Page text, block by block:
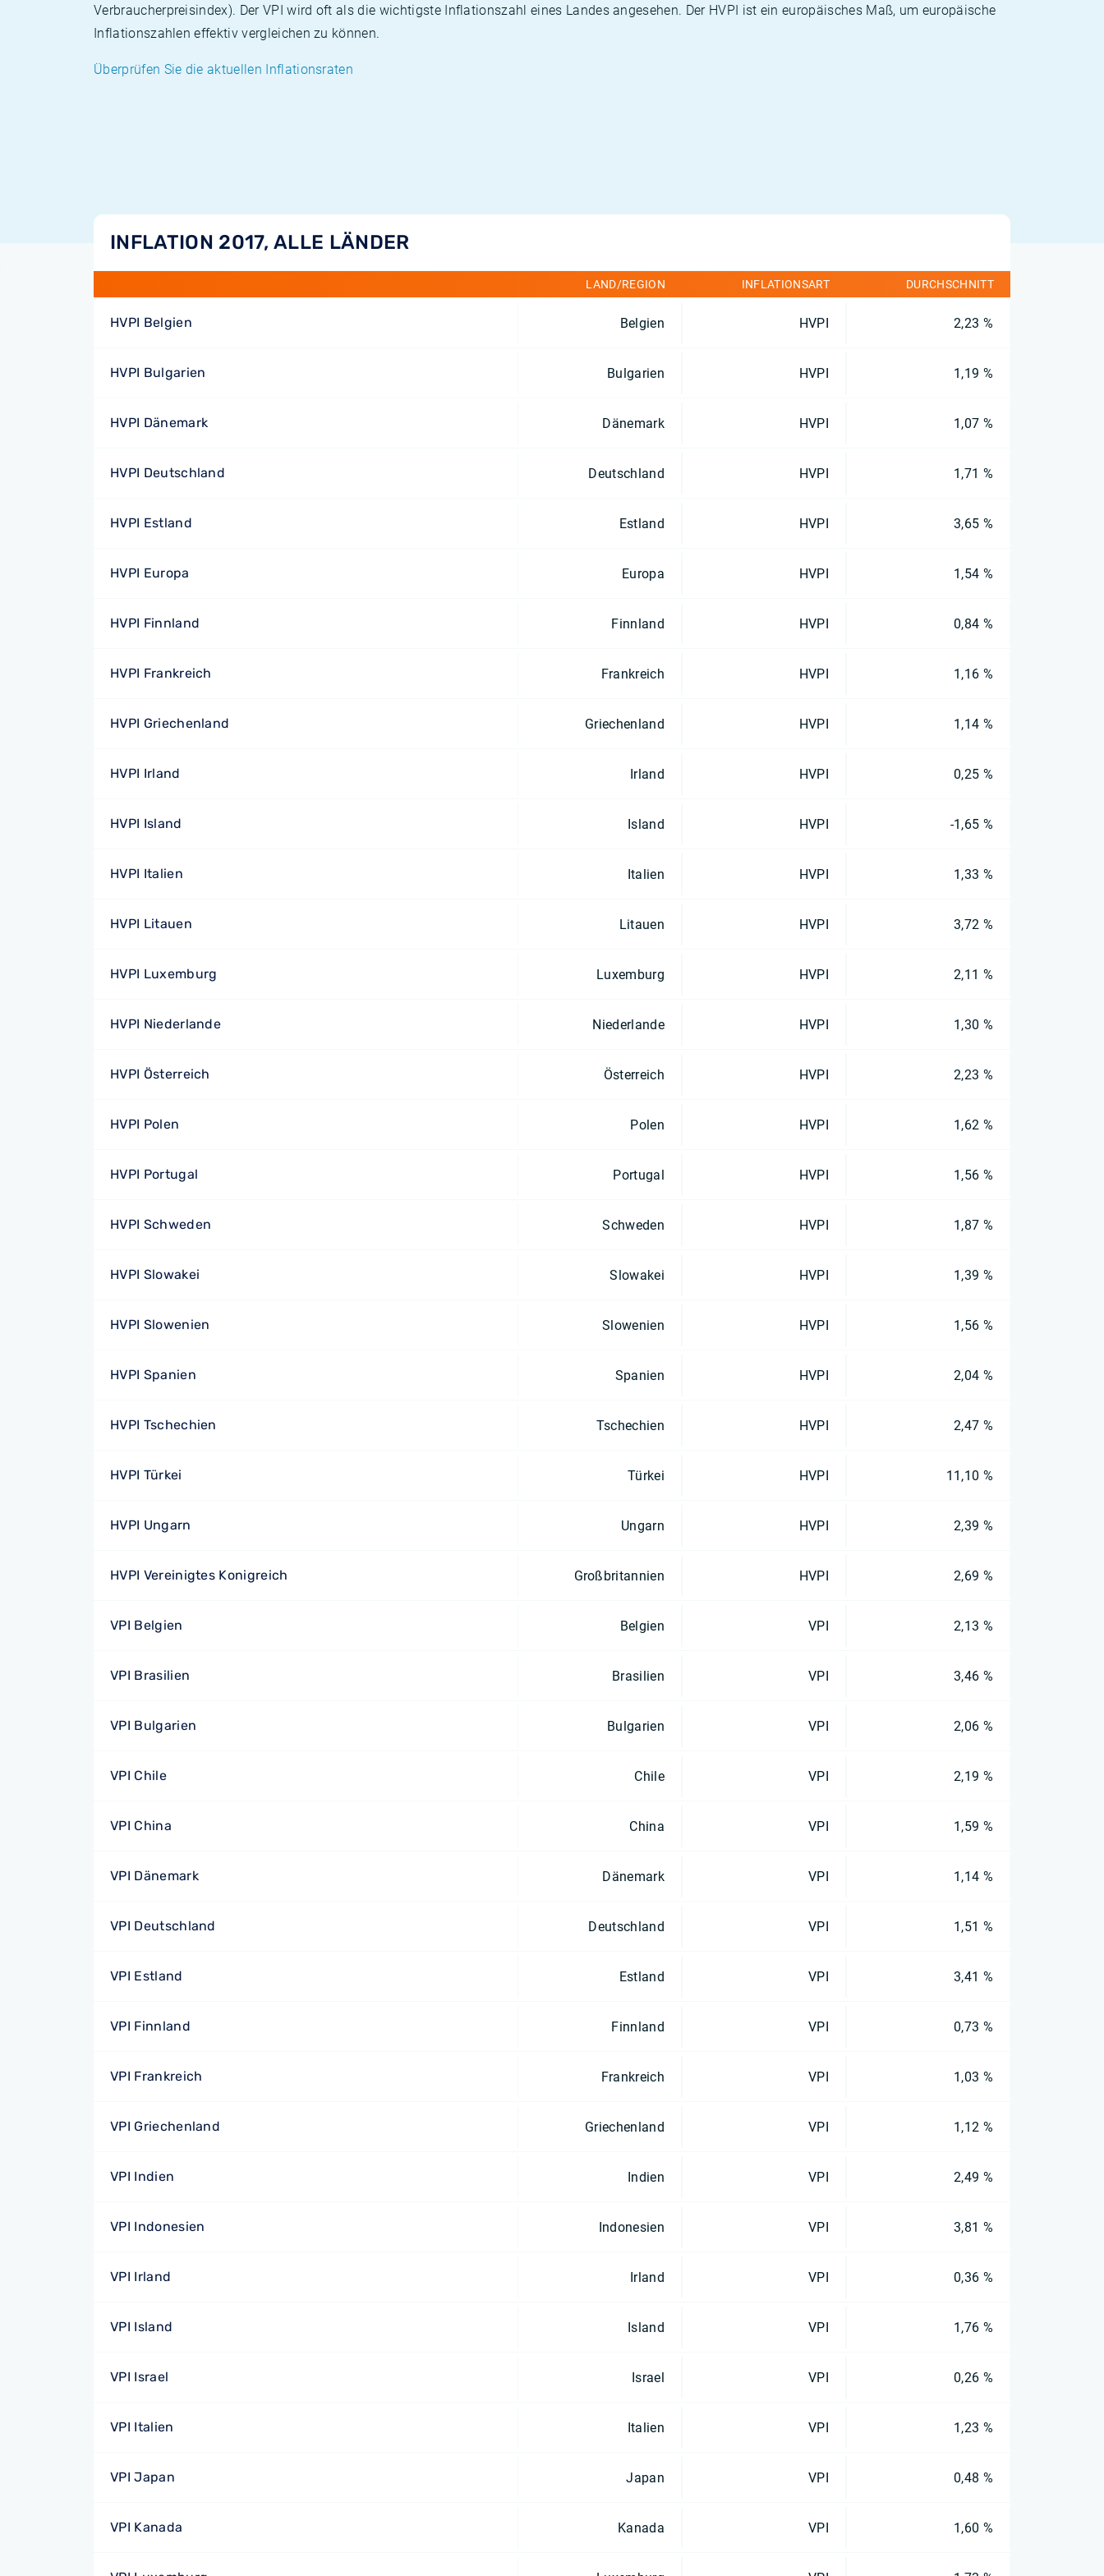
Verbraucherpreisindex). Der VPI wird oft als die wichtigste Inflationszahl eines Landes angesehen. Der HVPI ist ein europäisches Maß, um europäische
Inflationszahlen effektiv vergleichen zu können.
Überprüfen Sie die aktuellen Inflationsraten
INFLATION 2017, ALLE LÄNDER
LAND/REGION INFLATIONSART DURCHSCHNITT
HVPI Belgien Belgien HVPI 2,23 %
HVPI Bulgarien Bulgarien HVPI 1,19 %
HVPI Dänemark Dänemark HVPI 1,07 %
HVPI Deutschland Deutschland HVPI 1,71 %
HVPI Estland Estland HVPI 3,65 %
HVPI Europa Europa HVPI 1,54 %
HVPI Finnland Finnland HVPI 0,84 %
HVPI Frankreich Frankreich HVPI 1,16 %
HVPI Griechenland Griechenland HVPI 1,14 %
HVPI Irland Irland HVPI 0,25 %
HVPI Island Island HVPI -1,65 %
HVPI Italien Italien HVPI 1,33 %
HVPI Litauen Litauen HVPI 3,72 %
HVPI Luxemburg Luxemburg HVPI 2,11 %
HVPI Niederlande Niederlande HVPI 1,30 %
HVPI Österreich Österreich HVPI 2,23 %
HVPI Polen Polen HVPI 1,62 %
HVPI Portugal Portugal HVPI 1,56 %
HVPI Schweden Schweden HVPI 1,87 %
HVPI Slowakei Slowakei HVPI 1,39 %
HVPI Slowenien Slowenien HVPI 1,56 %
HVPI Spanien Spanien HVPI 2,04 %
HVPI Tschechien Tschechien HVPI 2,47 %
HVPI Türkei Türkei HVPI 11,10 %
HVPI Ungarn Ungarn HVPI 2,39 %
HVPI Vereinigtes Konigreich Großbritannien HVPI 2,69 %
VPI Belgien Belgien VPI 2,13 %
VPI Brasilien Brasilien VPI 3,46 %
VPI Bulgarien Bulgarien VPI 2,06 %
VPI Chile Chile VPI 2,19 %
VPI China China VPI 1,59 %
VPI Dänemark Dänemark VPI 1,14 %
VPI Deutschland Deutschland VPI 1,51 %
VPI Estland Estland VPI 3,41 %
VPI Finnland Finnland VPI 0,73 %
VPI Frankreich Frankreich VPI 1,03 %
VPI Griechenland Griechenland VPI 1,12 %
VPI Indien Indien VPI 2,49 %
VPI Indonesien Indonesien VPI 3,81 %
VPI Irland Irland VPI 0,36 %
VPI Island Island VPI 1,76 %
VPI Israel Israel VPI 0,26 %
VPI Italien Italien VPI 1,23 %
VPI Japan Japan VPI 0,48 %
VPI Kanada Kanada VPI 1,60 %